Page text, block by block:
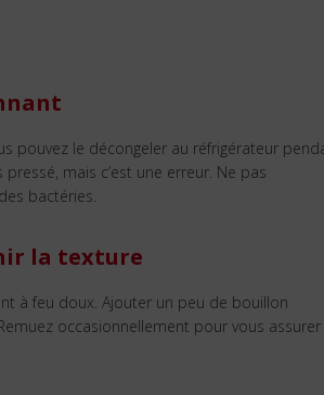
pouvez le décongeler au réfrigérateur
mais c’est une erreur. Ne pas
bactéries.
la texture
à feu doux. Ajouter un peu de bouillon
occasionnellement pour vous assurer